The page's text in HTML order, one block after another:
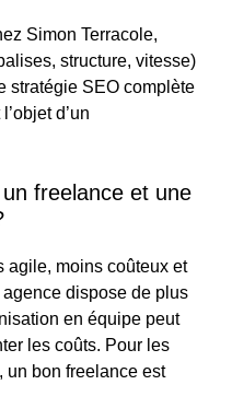
Simon Terracole,
structure, vitesse)
stratégie SEO complète
d’un
freelance et une
agile, moins coûteux et
dispose de plus
en équipe peut
les coûts. Pour les
un bon freelance est